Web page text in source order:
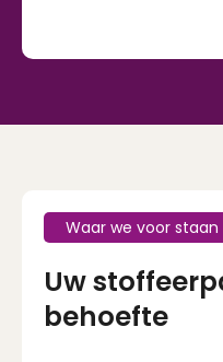
Waar we voor staan
Uw
behoefte